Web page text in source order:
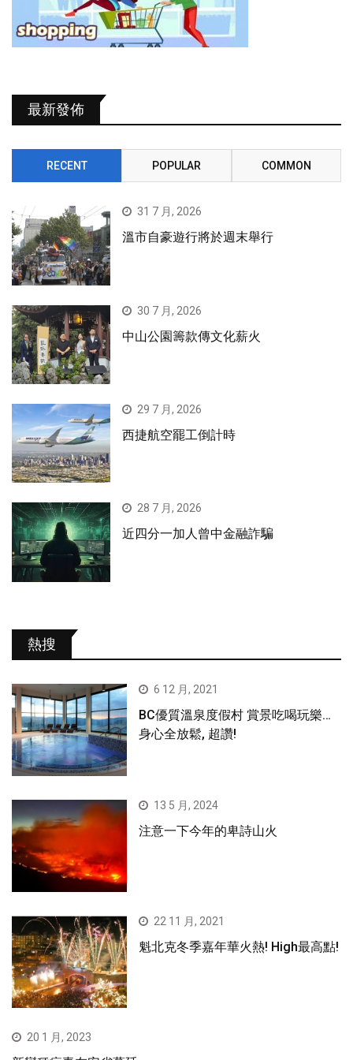
最新發佈
RECENT POPULAR COMMON
31 7 月, 2026
溫市自豪遊行將於週末舉行
30 7 月, 2026
中山公園籌款傳文化薪火
29 7 月, 2026
西捷航空罷工倒計時
28 7 月, 2026
近四分一加人曾中金融詐騙
熱搜
6 12 月, 2021
BC優質溫泉度假村 賞景吃喝玩樂…
身心全放鬆, 超讚!
13 5 月, 2024
注意一下今年的卑詩山火
22 11 月, 2021
魁北克冬季嘉年華火熱! High最高點!
20 1 月, 2023